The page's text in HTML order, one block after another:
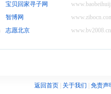
宝贝回家寻子网
智博网
www.bv2008.cn
志愿北京
返回首页| 关于我们
免责声